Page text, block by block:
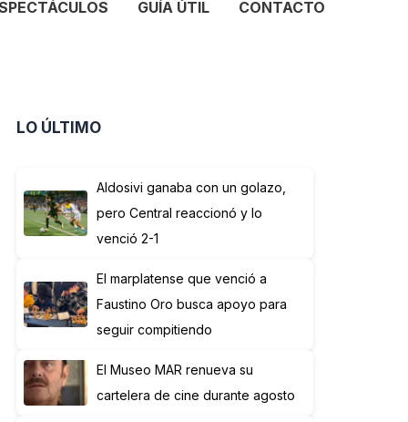
GUÍA ÚTIL CONTACTO
LO ÚLTIMO
Aldosivi ganaba con un golazo,
pero Central reaccionó y lo
venció 2-1
El marplatense que venció a
Faustino Oro busca apoyo para
seguir compitiendo
El Museo MAR renueva su
cartelera de cine durante agosto